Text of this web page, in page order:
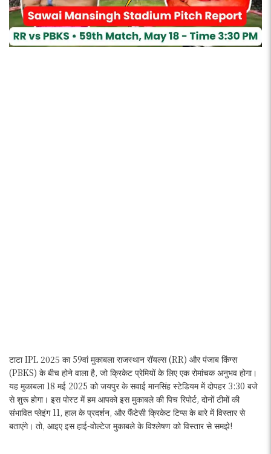
टाटा IPL 2025 का 59वां मुकाबला राजस्थान रॉयल्स (RR) और पंजाब किंग्स
(PBKS) के बीच होने वाला है, जो क्रिकेट प्रेमियों के लिए एक रोमांचक अनुभव होगा।
यह मुकाबला 18 मई 2025 को जयपुर के सवाई मानसिंह स्टेडियम में दोपहर 3:30 बजे
से शुरू होगा। इस पोस्ट में हम आपको इस मुकाबले की पिच रिपोर्ट, दोनों टीमों की
संभावित प्लेइंग 11, हाल के प्रदर्शन, और फैंटेसी क्रिकेट टिप्स के बारे में विस्तार से
बताएंगे। तो, आइए इस हाई-वोल्टेज मुकाबले के विश्लेषण को विस्तार से समझे!